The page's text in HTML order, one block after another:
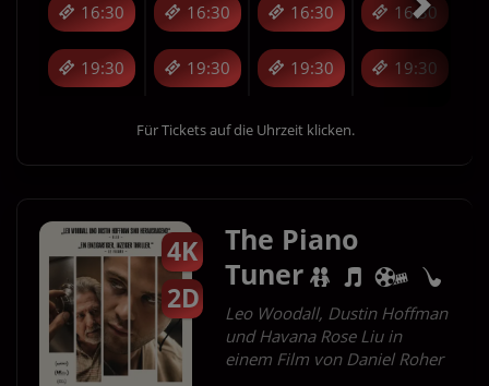
16:30 16:30 16:30 16:30
19:30 19:30 19:30 19:30
Für Tickets auf die Uhrzeit klicken.
4K
2D
The Piano
Tuner
Leo Woodall, Dustin Hoffman
und Havana Rose Liu in
einem Film von Daniel Roher